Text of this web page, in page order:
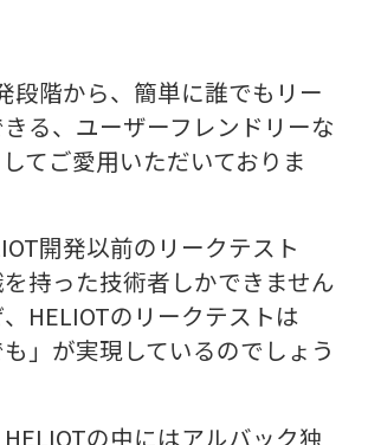
段階から、簡単に誰でもリー
る、ユーザーフレンドリーな
てご愛用いただいておりま
開発以前のリークテスト
持った技術者しかできません
HELIOTのリークテストは
も」が実現しているのでしょう
の中にはアルバック独